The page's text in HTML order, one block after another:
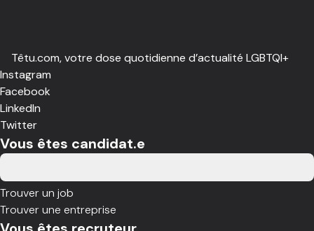
Têtu.com, votre dose quotidienne d’actualité LGBTQI+
Instagram
Facebook
LinkedIn
Twitter
Vous êtes candidat.e
Trouver un job
Trouver une entreprise